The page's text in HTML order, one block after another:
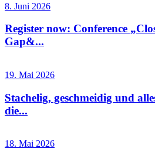
8. Juni 2026
Register now: Conference
Gap&...
19. Mai 2026
Stachelig, geschmeidig und
die...
18. Mai 2026